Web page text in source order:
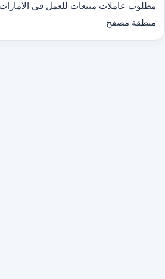
مطلوب عاملات مبيعات للعمل في
منطقة مصفح